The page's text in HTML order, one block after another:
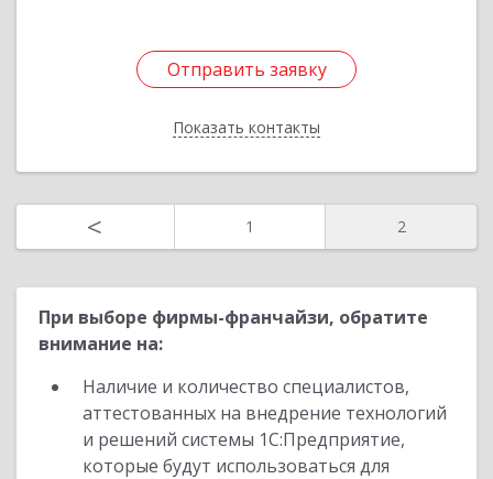
Отправить заявку
Показать контакты
Отправить заявку
Назад
< 1 2
При выборе фирмы-франчайзи, обратите
внимание на:
Наличие и количество специалистов,
аттестованных на внедрение технологий
и решений системы 1С:Предприятие,
которые будут использоваться для